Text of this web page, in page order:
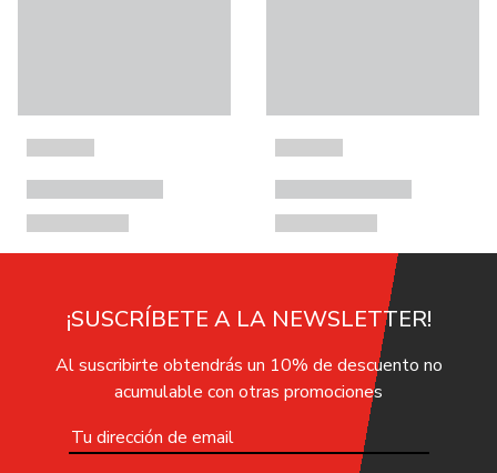
¡SUSCRÍBETE A LA NEWSLETTER!
Al suscribirte obtendrás un 10% de descuento no
acumulable con otras promociones